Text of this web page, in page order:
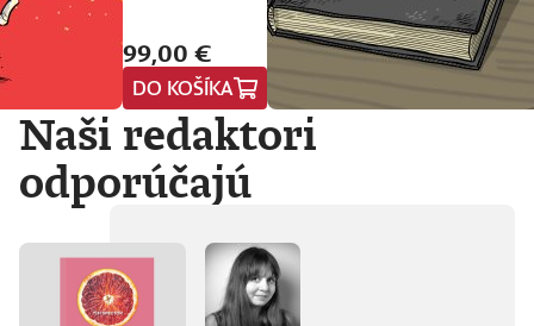
99,00 €
DO KOŠÍKA
Naši redaktori
odporúčajú